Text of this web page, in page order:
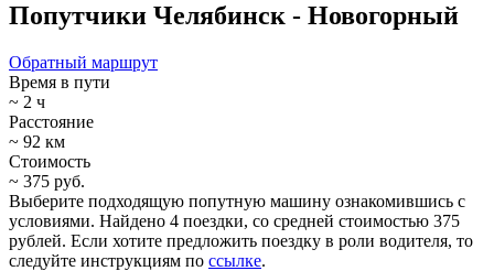
Попутчики Челябинск - Новогорный
Обратный маршрут
Время в пути
~ 2 ч
Расстояние
~ 92 км
Стоимость
~ 375 руб.
Выберите подходящую попутную машину ознакомившись с
условиями. Найдено 4 поездки, со средней стоимостью 375
рублей. Если хотите предложить поездку в роли водителя, то
следуйте инструкциям по ссылке.